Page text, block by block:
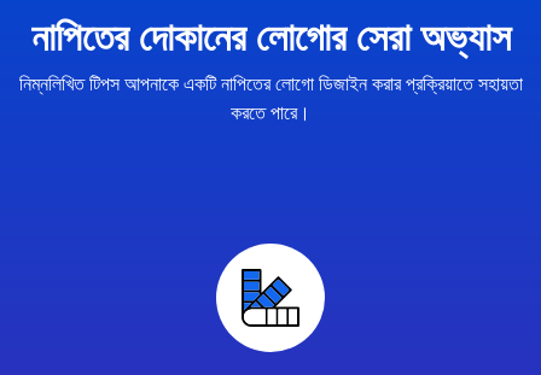
নাপিতের দোকানের লোগোর সেরা অভ্যাস
নিম্নলিখিত টিপস আপনাকে একটি নাপিতের লোগো ডিজাইন করার প্রক্রিয়াতে সহায়তা
করতে পারে।